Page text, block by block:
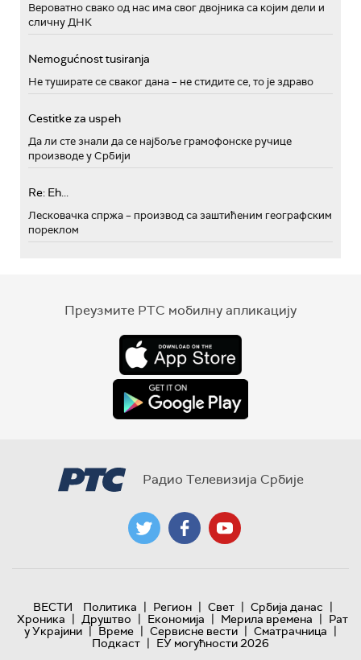
Вероватно свако од нас има свог двојника са којим дели и
сличну ДНК
Nemogućnost tusiranja
Не туширате се сваког дана – не стидите се, то је здраво
Cestitke za uspeh
Да ли сте знали да се најбоље грамофонске ручице
производе у Србији
Re: Eh...
Лесковачка спржа – производ са заштићеним географским
пореклом
Преузмите РТС мобилну апликацију
Радио Телевизија Србије
ВЕСТИ Политика | Регион | Свет | Србија данас |
Хроника | Друштво | Економија | Мерила времена | Рат
у Украјини | Време | Сервисне вести | Сматрачница |
Подкаст | ЕУ могућности 2026